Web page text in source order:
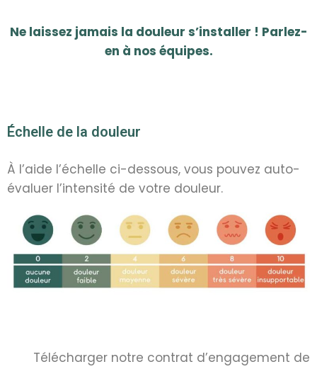
Ne laissez jamais la douleur s’installer ! Parlez-
en à nos équipes.
Échelle de la douleur
À l’aide l’échelle ci-dessous, vous pouvez auto-
évaluer l’intensité de votre douleur.
Télécharger notre contrat d’engagement de